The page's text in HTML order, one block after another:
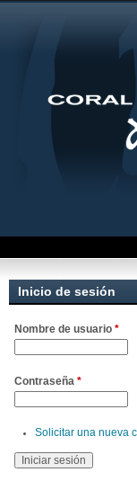
Inicio de sesión
Nombre de usuario *
Contraseña *
Solicitar una nueva